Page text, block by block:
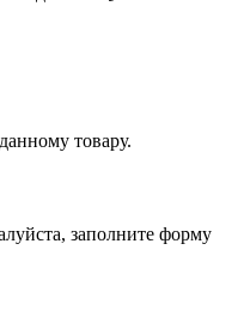
товару.
заполните форму